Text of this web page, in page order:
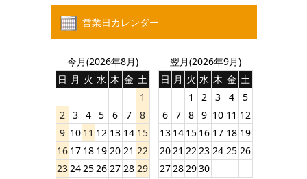
営業日カレンダー
今月(2026年8月)
日 月 火 水 木 金 土
1
2 3 4 5 6 7
8
9 10 11 12 13 14 15
16 17 18 19 20 21 22
23242526 27 28 29
翌月(2026年9月)
日 月 火 水 木 金 土
1
2 3 4
5
6 7 8 9 10 11 12
13 14 15 16 17 18 19
2021 2223 24 25 26
27282930